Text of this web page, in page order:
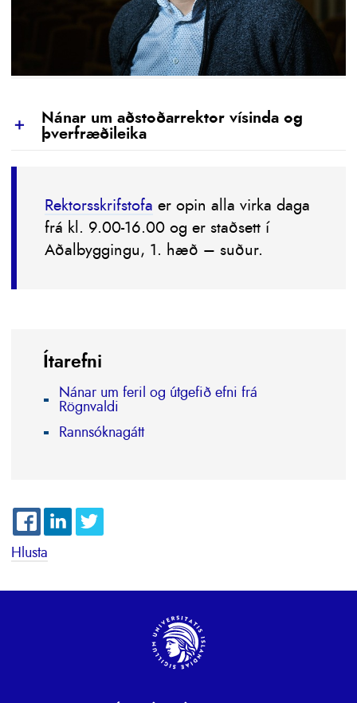
Show
Nánar um aðstoðarrektor vísinda og
þverfræðileika
Rektorsskrifstofa er opin alla virka daga
frá kl. 9.00-16.00 og er staðsett í
Aðalbyggingu, 1. hæð – suður.
Ítarefni
Nánar um feril og útgefið efni frá
Rögnvaldi
Rannsóknagátt
Hlusta